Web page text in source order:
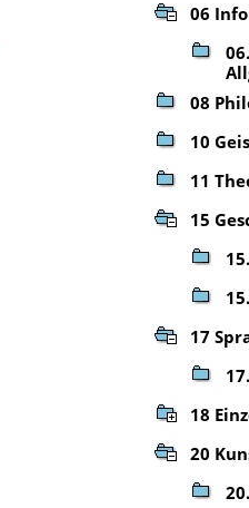
06
08
10
11
15
17
18
20